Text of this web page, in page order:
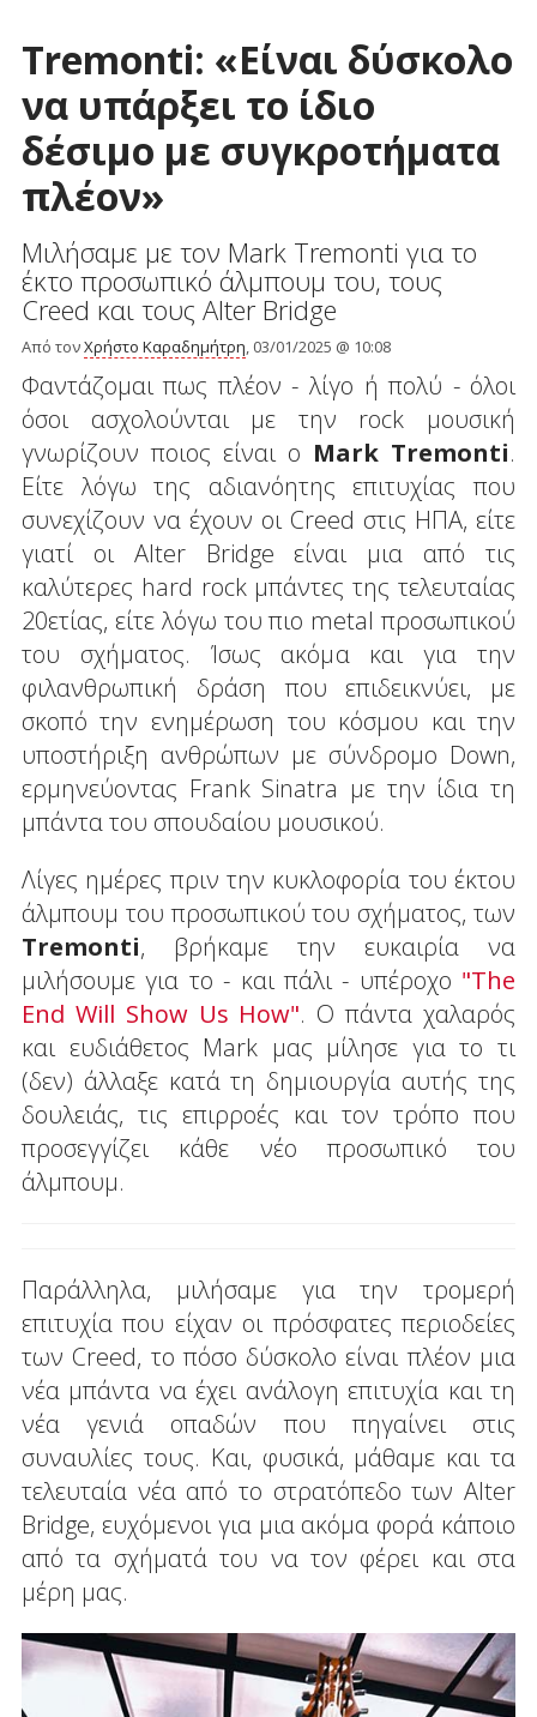
Tremonti: «Είναι δύσκολο
να υπάρξει το ίδιο
δέσιμο με συγκροτήματα
πλέον»
Μιλήσαμε με τον Mark Tremonti για το
έκτο προσωπικό άλμπουμ του, τους
Creed και τους Alter Bridge
Από τονΧρήστο Καραδημήτρη, 03/01/2025 @ 10:08
Φαντάζομαι πως πλέον - λίγο ή πολύ - όλοι
όσοι ασχολούνται με την rock μουσική
γνωρίζουν ποιος είναι ο Mark Tremonti.
Είτε λόγω της αδιανόητης επιτυχίας που
συνεχίζουν να έχουν οι Creed στις ΗΠΑ, είτε
γιατί οι Alter Bridge είναι μια από τις
καλύτερες hard rock μπάντες της τελευταίας
20ετίας, είτε λόγω του πιο metal προσωπικού
του σχήματος. Ίσως ακόμα και για την
φιλανθρωπική δράση που επιδεικνύει, με
σκοπό την ενημέρωση του κόσμου και την
υποστήριξη ανθρώπων με σύνδρομο Down,
ερμηνεύοντας Frank Sinatra με την ίδια τη
μπάντα του σπουδαίου μουσικού.
Λίγες ημέρες πριν την κυκλοφορία του έκτου
άλμπουμ του προσωπικού του σχήματος, των
Tremonti, βρήκαμε την ευκαιρία να
μιλήσουμε για το - και πάλι - υπέροχο "The
End Will Show Us How". Ο πάντα χαλαρός
και ευδιάθετος Mark μας μίλησε για το τι
(δεν) άλλαξε κατά τη δημιουργία αυτής της
δουλειάς, τις επιρροές και τον τρόπο που
προσεγγίζει κάθε νέο προσωπικό του
άλμπουμ.
Παράλληλα, μιλήσαμε για την τρομερή
επιτυχία που είχαν οι πρόσφατες περιοδείες
των Creed, το πόσο δύσκολο είναι πλέον μια
νέα μπάντα να έχει ανάλογη επιτυχία και τη
νέα γενιά οπαδών που πηγαίνει στις
συναυλίες τους. Και, φυσικά, μάθαμε και τα
τελευταία νέα από το στρατόπεδο των Alter
Bridge, ευχόμενοι για μια ακόμα φορά κάποιο
από τα σχήματά του να τον φέρει και στα
μέρη μας.